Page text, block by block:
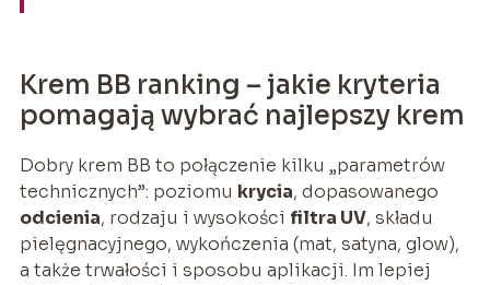
Krem BB ranking – jakie kryteria
pomagają wybrać najlepszy krem
Dobry krem BB to połączenie kilku „parametrów
technicznych”: poziomu krycia, dopasowanego
odcienia, rodzaju i wysokości filtra UV, składu
pielęgnacyjnego, wykończenia (mat, satyna, glow),
a także trwałości i sposobu aplikacji. Im lepiej